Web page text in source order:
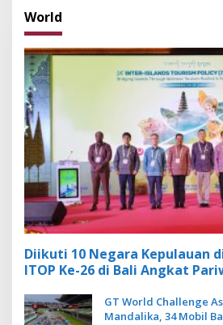
World
Diikuti 10 Negara Kepulauan
ITOP Ke-26 di Bali Angkat
GT World Challenge
Mandalika, 34 Mobil